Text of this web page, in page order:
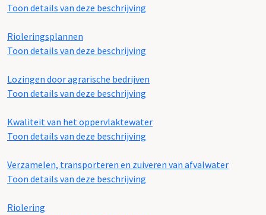
Toon details van deze beschrijving
Rioleringsplannen
Toon details van deze beschrijving
Lozingen door agrarische bedrijven
Toon details van deze beschrijving
Kwaliteit van het oppervlaktewater
Toon details van deze beschrijving
Verzamelen, transporteren en zuiveren van afvalwater
Toon details van deze beschrijving
Riolering